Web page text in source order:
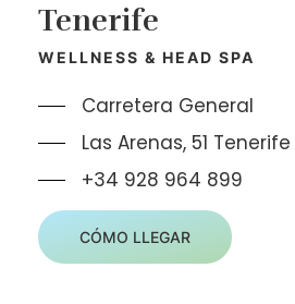
Tenerife
WELLNESS & HEAD SPA
Carretera General
Las Arenas, 51 Tenerife
+34 928 964 899
CÓMO LLEGAR